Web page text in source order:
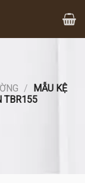
/
MẪU KỆ
TBR155